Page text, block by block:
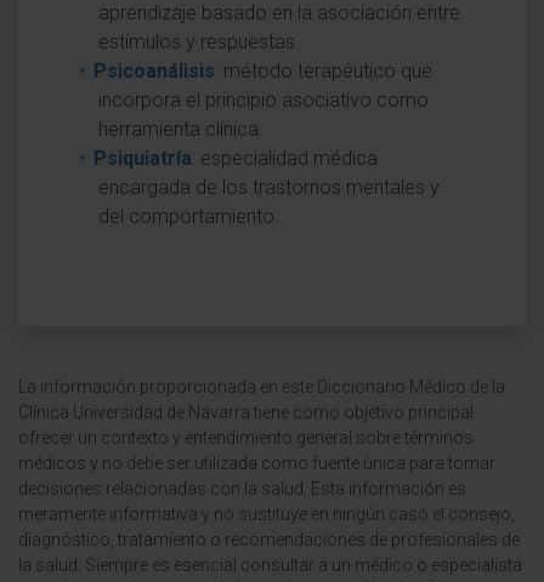
aprendizaje basado en la asociación entre
estímulos y respuestas.
Psicoanálisis: método terapéutico que
incorpora el principio asociativo como
herramienta clínica.
Psiquiatría: especialidad médica
encargada de los trastornos mentales y
del comportamiento.
La información proporcionada en este Diccionario Médico de la
Clínica Universidad de Navarra tiene como objetivo principal
ofrecer un contexto y entendimiento general sobre términos
médicos y no debe ser utilizada como fuente única para tomar
decisiones relacionadas con la salud. Esta información es
meramente informativa y no sustituye en ningún caso el consejo,
diagnóstico, tratamiento o recomendaciones de profesionales de
la salud. Siempre es esencial consultar a un médico o especialista